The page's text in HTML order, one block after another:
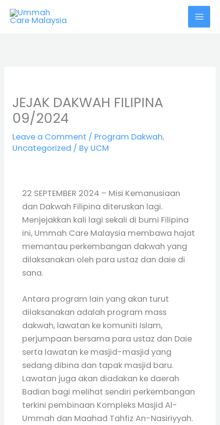
Skip
JEJAK DAKWAH FILIPINA
09/2024
Leave a Comment / Program Dakwah,
Uncategorized / By UCM
22 SEPTEMBER 2024 – Misi Kemanusiaan
dan Dakwah Filipina diteruskan lagi.
Menjejakkan kali lagi sekali di bumi Filipina
ini, Ummah Care Malaysia membawa hajat
memantau perkembangan dakwah yang
dilaksanakan oleh para ustaz dan daie di
sana.
Antara program lain yang akan turut
dilaksanakan adalah program mass
dakwah, lawatan ke komuniti Islam,
perjumpaan bersama para ustaz dan Daie
serta lawatan ke masjid-masjid yang
sedang dibina dan tapak masjid baru.
Lawatan juga akan diadakan ke daerah
Badian bagi melihat sendiri perkembangan
terkini pembinaan Kompleks Masjid Al-
Ummah dan Maahad Tahfiz An-Nasiriyyah.